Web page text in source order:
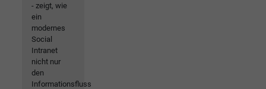
- zeigt, wie
ein
modernes
Social
Intranet
nicht nur
den
Informationsfluss